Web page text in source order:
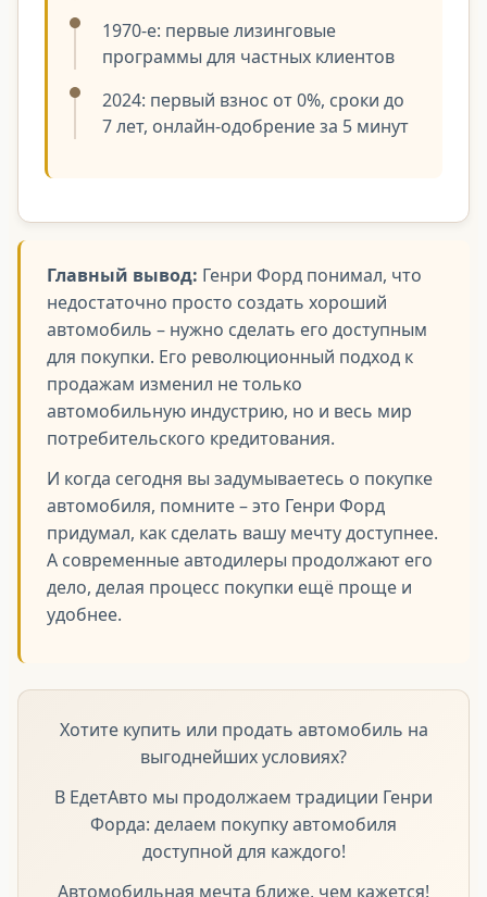
1970-е: первые лизинговые
программы для частных клиентов
2024: первый взнос от 0%, сроки до
7 лет, онлайн-одобрение за 5 минут
Главный вывод: Генри Форд понимал, что
недостаточно просто создать хороший
автомобиль – нужно сделать его доступным
для покупки. Его революционный подход к
продажам изменил не только
автомобильную индустрию, но и весь мир
потребительского кредитования.
И когда сегодня вы задумываетесь о покупке
автомобиля, помните – это Генри Форд
придумал, как сделать вашу мечту доступнее.
А современные автодилеры продолжают его
дело, делая процесс покупки ещё проще и
удобнее.
Хотите купить или продать автомобиль на
выгоднейших условиях?
В ЕдетАвто мы продолжаем традиции Генри
Форда: делаем покупку автомобиля
доступной для каждого!
Автомобильная мечта ближе, чем кажется!